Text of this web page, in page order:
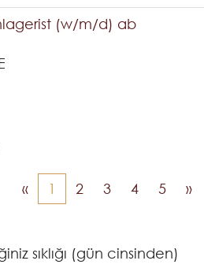
(w/m/d) ab
« 1 2 3 4 5 »
sıklığı (gün cinsinden)